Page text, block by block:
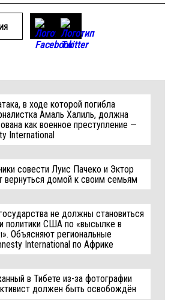
в ходе которой погибла
Амаль Халиль, должна
как военное преступление —
International
совести Луис Пачеко и Эктор
вернуться домой к своим семьям
не должны становиться
политики США по «высылке в
Объясняют региональные
International по Африке
в Тибете из-за фотографии
должен быть освобождён